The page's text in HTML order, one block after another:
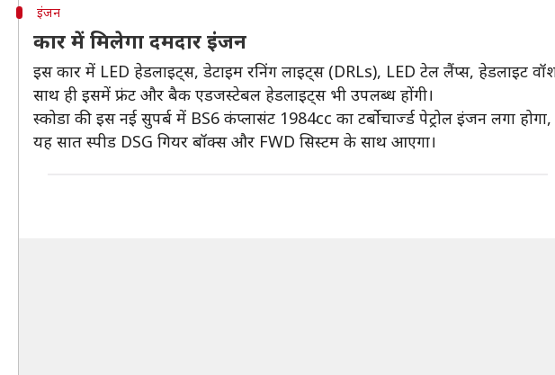
इंजन
कार में मिलेगा दमदार इंजन
इस कार में LED हेडलाइट्स, डेटाइम रनिंग लाइट्स (DRLs), LED टेल लैंप्स, हेडलाइट
साथ ही इसमें फ्रंट और बैक एडजस्टेबल हेडलाइट्स भी उपलब्ध होंगी।
स्कोडा की इस नई सुपर्ब में BS6 कंप्लासंट 1984cc का टर्बोचार्ज्ड पेट्रोल इंजन लगा
यह सात स्पीड DSG गियर बॉक्स और FWD सिस्टम के साथ आएगा।